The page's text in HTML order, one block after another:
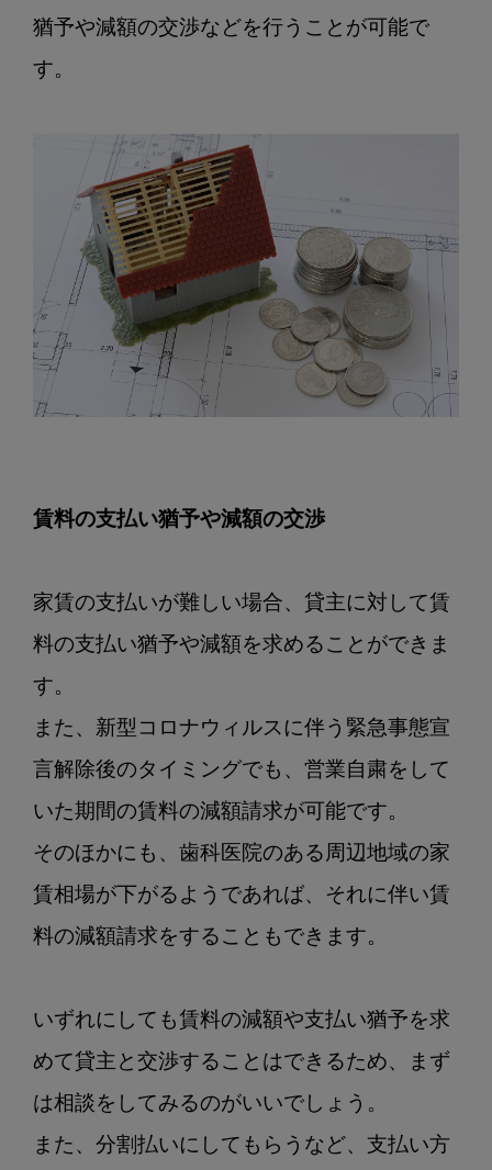
猶予や減額の交渉などを行うことが可能で
す。
賃料の支払い猶予や減額の交渉
家賃の支払いが難しい場合、貸主に対して賃
料の支払い猶予や減額を求めることができま
す。
また、新型コロナウィルスに伴う緊急事態宣
言解除後のタイミングでも、営業自粛をして
いた期間の賃料の減額請求が可能です。
そのほかにも、歯科医院のある周辺地域の家
賃相場が下がるようであれば、それに伴い賃
料の減額請求をすることもできます。
いずれにしても賃料の減額や支払い猶予を求
めて貸主と交渉することはできるため、まず
は相談をしてみるのがいいでしょう。
また、分割払いにしてもらうなど、支払い方